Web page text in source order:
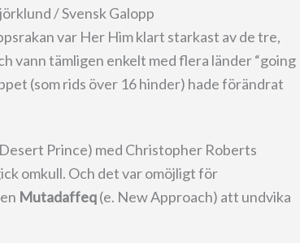
/ Svensk Galopp
var Her Him klart starkast av de tre,
vann tämligen enkelt med flera länder “going
(som rids över 16 hinder) hade förändrat
Prince) med Christopher Roberts
omkull. Och det var omöjligt för
Mutadaffeq(e. New Approach) att undvika